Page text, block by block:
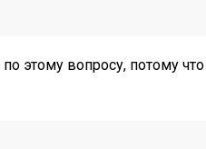
этому вопросу, потому что